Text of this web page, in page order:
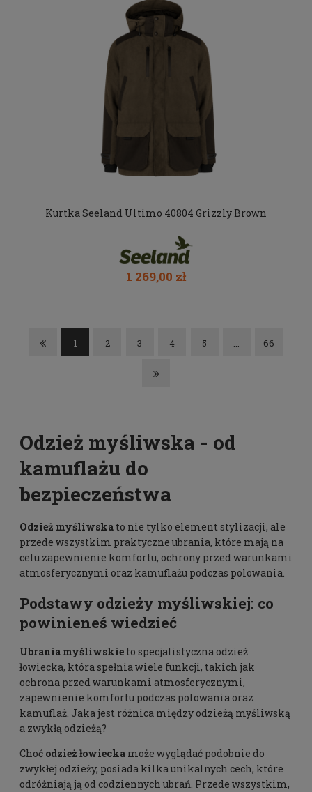
Kurtka Seeland Ultimo 40804 Grizzly Brown
1 269,00 zł
1 2 3 4 5 ... 66
Odzież myśliwska - od
kamuflażu do
bezpieczeństwa
Odzież myśliwska to nie tylko element stylizacji, ale
przede wszystkim praktyczne ubrania, które mają na
celu zapewnienie komfortu, ochrony przed warunkami
atmosferycznymi oraz kamuflażu podczas polowania.
Podstawy odzieży myśliwskiej: co
powinieneś wiedzieć
Ubrania myśliwskie to specjalistyczna odzież
łowiecka, która spełnia wiele funkcji, takich jak
ochrona przed warunkami atmosferycznymi,
zapewnienie komfortu podczas polowania oraz
kamuflaż. Jaka jest różnica między odzieżą myśliwską
a zwykłą odzieżą?
Choć odzież łowiecka może wyglądać podobnie do
zwykłej odzieży, posiada kilka unikalnych cech, które
odróżniają ją od codziennych ubrań. Przede wszystkim,